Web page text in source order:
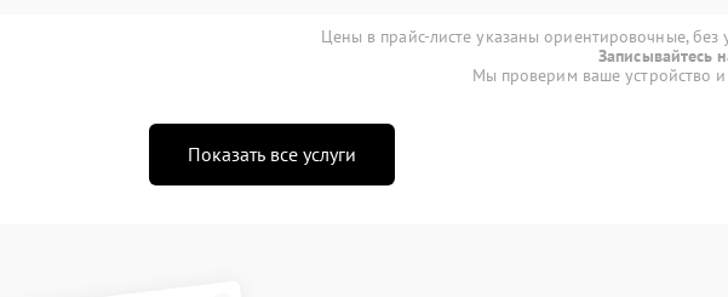
Цены в прайс-листе указаны ориентировочные, без
Записывайтесь
Мы проверим ваше устройство
Показать все услуги